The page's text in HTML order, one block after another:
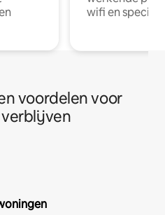
wifi en
voordelen voor